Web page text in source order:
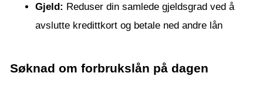
Gjeld: Reduser din samlede gjeldsgrad ved å
avslutte kredittkort og betale ned andre lån
Søknad om forbrukslån på dagen